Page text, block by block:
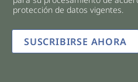
o
e
*
protección de datos vigentes.
SUSCRIBIRSE AHORA